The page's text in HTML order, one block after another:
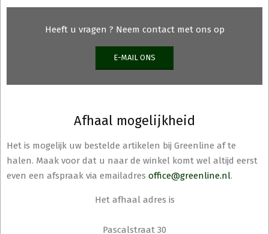
productpagina
Heeft u vragen ? Neem contact met ons op
E-MAIL ONS
Afhaal mogelijkheid
Het is mogelijk uw bestelde artikelen bij Greenline af te
halen. Maak voor dat u naar de winkel komt wel altijd eerst
even een afspraak via emailadres office@greenline.nl.
Het afhaal adres is
Pascalstraat 30